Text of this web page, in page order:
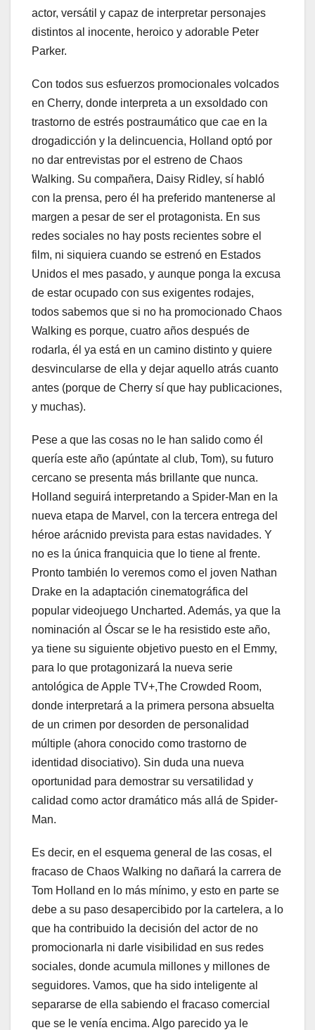
actor, versátil y capaz de interpretar personajes
distintos al inocente, heroico y adorable Peter
Parker.
Con todos sus esfuerzos promocionales volcados
en Cherry, donde interpreta a un exsoldado con
trastorno de estrés postraumático que cae en la
drogadicción y la delincuencia, Holland optó por
no dar entrevistas por el estreno de Chaos
Walking. Su compañera, Daisy Ridley, sí habló
con la prensa, pero él ha preferido mantenerse al
margen a pesar de ser el protagonista. En sus
redes sociales no hay posts recientes sobre el
film, ni siquiera cuando se estrenó en Estados
Unidos el mes pasado, y aunque ponga la excusa
de estar ocupado con sus exigentes rodajes,
todos sabemos que si no ha promocionado Chaos
Walking es porque, cuatro años después de
rodarla, él ya está en un camino distinto y quiere
desvincularse de ella y dejar aquello atrás cuanto
antes (porque de Cherry sí que hay publicaciones,
y muchas).
Pese a que las cosas no le han salido como él
quería este año (apúntate al club, Tom), su futuro
cercano se presenta más brillante que nunca.
Holland seguirá interpretando a Spider-Man en la
nueva etapa de Marvel, con la tercera entrega del
héroe arácnido prevista para estas navidades. Y
no es la única franquicia que lo tiene al frente.
Pronto también lo veremos como el joven Nathan
Drake en la adaptación cinematográfica del
popular videojuego Uncharted. Además, ya que la
nominación al Óscar se le ha resistido este año,
ya tiene su siguiente objetivo puesto en el Emmy,
para lo que protagonizará la nueva serie
antológica de Apple TV+,The Crowded Room,
donde interpretará a la primera persona absuelta
de un crimen por desorden de personalidad
múltiple (ahora conocido como trastorno de
identidad disociativo). Sin duda una nueva
oportunidad para demostrar su versatilidad y
calidad como actor dramático más allá de Spider-
Man.
Es decir, en el esquema general de las cosas, el
fracaso de Chaos Walking no dañará la carrera de
Tom Holland en lo más mínimo, y esto en parte se
debe a su paso desapercibido por la cartelera, a lo
que ha contribuido la decisión del actor de no
promocionarla ni darle visibilidad en sus redes
sociales, donde acumula millones y millones de
seguidores. Vamos, que ha sido inteligente al
separarse de ella sabiendo el fracaso comercial
que se le venía encima. Algo parecido ya le